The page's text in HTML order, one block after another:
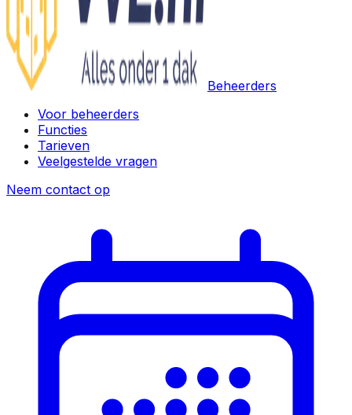
Beheerders
Voor beheerders
Functies
Tarieven
Veelgestelde vragen
Neem contact op